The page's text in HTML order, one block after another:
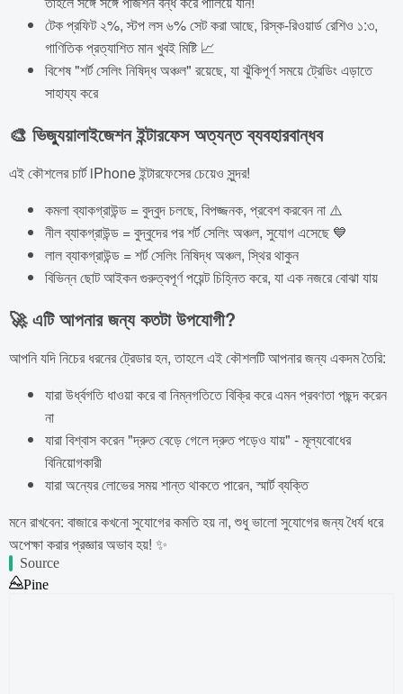
টেক প্রফিট ২%, স্টপ লস ৬% সেট করা আছে, রিস্ক-রিওয়ার্ড রেশিও ১:৩,
গাণিতিক প্রত্যাশিত মান খুবই মিষ্টি 📈
বিশেষ "শর্ট সেলিং নিষিদ্ধ অঞ্চল" রয়েছে, যা ঝুঁকিপূর্ণ সময়ে ট্রেডিং এড়াতে
সাহায্য করে
🎨 ভিজ্যুয়ালাইজেশন ইন্টারফেস অত্যন্ত ব্যবহারবান্ধব
এই কৌশলের চার্ট iPhone ইন্টারফেসের চেয়েও সুন্দর!
কমলা ব্যাকগ্রাউন্ড = বুদ্বুদ চলছে, বিপজ্জনক, প্রবেশ করবেন না ⚠️
নীল ব্যাকগ্রাউন্ড = বুদ্বুদের পর শর্ট সেলিং অঞ্চল, সুযোগ এসেছে 💙
লাল ব্যাকগ্রাউন্ড = শর্ট সেলিং নিষিদ্ধ অঞ্চল, স্থির থাকুন
বিভিন্ন ছোট আইকন গুরুত্বপূর্ণ পয়েন্ট চিহ্নিত করে, যা এক নজরে বোঝা যায়
🚀 এটি আপনার জন্য কতটা উপযোগী?
আপনি যদি নিচের ধরনের ট্রেডার হন, তাহলে এই কৌশলটি আপনার জন্য একদম তৈরি:
যারা উর্ধ্বগতি ধাওয়া করে বা নিম্নগতিতে বিক্রি করে এমন প্রবণতা পছন্দ করেন
না
যারা বিশ্বাস করেন "দ্রুত বেড়ে গেলে দ্রুত পড়েও যায়" - মূল্যবোধের
বিনিয়োগকারী
যারা অন্যের লোভের সময় শান্ত থাকতে পারেন, স্মার্ট ব্যক্তি
মনে রাখবেন: বাজারে কখনো সুযোগের কমতি হয় না, শুধু ভালো সুযোগের জন্য ধৈর্য ধরে
অপেক্ষা করার প্রজ্ঞার অভাব হয়! ✨
Source
Pine